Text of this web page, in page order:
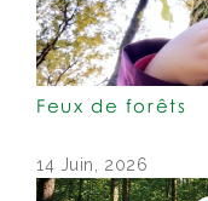
Feux de forêts
14 Juin, 2026